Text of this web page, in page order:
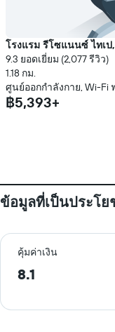
โรงแรม รีโซแนนซ์ ไทเ
9.3 ยอดเยี่ยม (2,077 รีวิว)
1.18 กม.
ศูนย์ออกกำลังกาย, Wi-Fi
฿5,393+
ข้อมูลที่เป็นประโ
คุ้มค่าเงิน
8.1